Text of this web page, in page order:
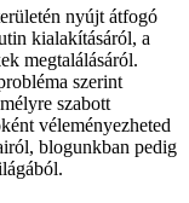
nyújt átfogó
kialakításáról, a
megtalálásáról.
szerint
szabott
véleményezheted
blogunkban pedig